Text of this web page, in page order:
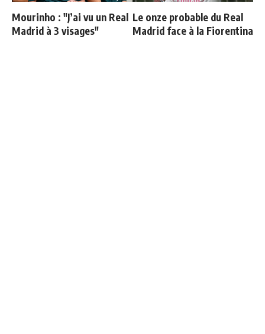
Mourinho : "J’ai vu un Real
Madrid à 3 visages"
Le onze probable du Real
Madrid face à la Fiorentina